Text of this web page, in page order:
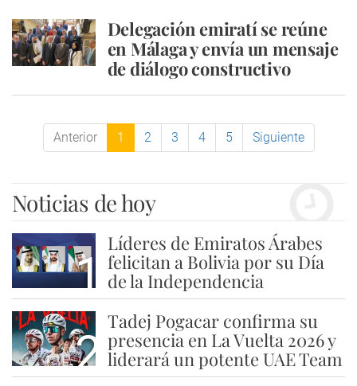
Delegación emiratí se reúne
en Málaga y envía un mensaje
de diálogo constructivo
Anterior 1 2 3 4 5 Siguiente
Noticias de hoy
1
Líderes de Emiratos Árabes
felicitan a Bolivia por su Día
de la Independencia
2
Tadej Pogacar confirma su
presencia en La Vuelta 2026 y
liderará un potente UAE Team